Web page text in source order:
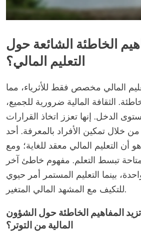
الخاطئة الشائعة حول
التعليم المالي؟
المالي مخصص فقط للأثرياء، مما
الثقافة المالية ضرورية للجميع،
الدخل. إنها تعزز اتخاذ القرارات
خلال تمكين الأفراد بالمعرفة. أحد
أن التعليم المالي معقد للغاية؛ ومع
تبسط التعلم. مفهوم خاطئ آخر
بينما التعليم المستمر أمر حيوي
للتكيف مع المشهد المالي المتغير.
المفاهيم الخاطئة حول الشؤون
المالية من التوتر؟